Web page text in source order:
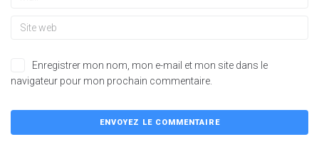
Enregistrer mon nom, mon e-mail et mon site dans le
navigateur pour mon prochain commentaire.